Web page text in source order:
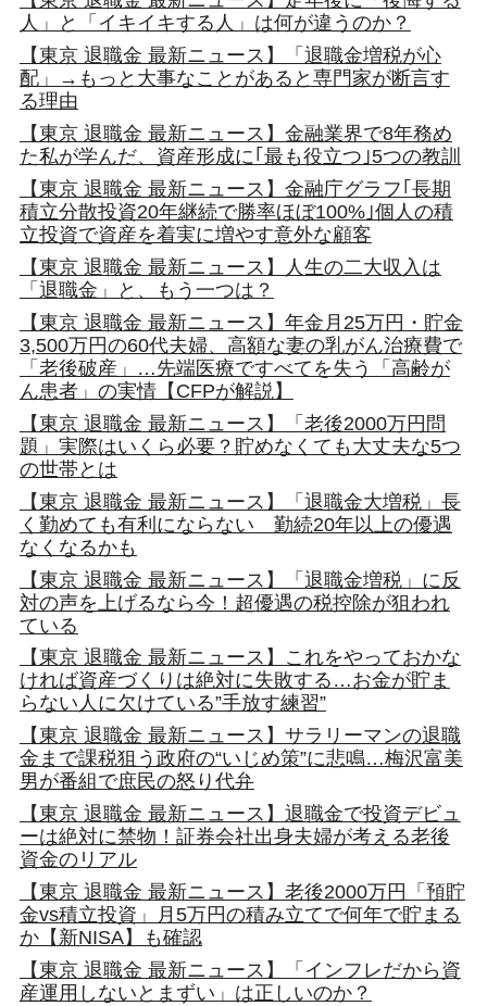
人」と「イキイキする人」は何が違うのか？
【東京 退職金 最新ニュース】「退職金増税が心
配」→もっと大事なことがあると専門家が断言す
る理由
【東京 退職金 最新ニュース】金融業界で8年務め
た私が学んだ、資産形成に｢最も役立つ｣5つの教訓
【東京 退職金 最新ニュース】金融庁グラフ｢長期
積立分散投資20年継続で勝率ほぼ100%｣個人の積
立投資で資産を着実に増やす意外な顧客
【東京 退職金 最新ニュース】人生の二大収入は
「退職金」と、もう一つは？
【東京 退職金 最新ニュース】年金月25万円・貯金
3,500万円の60代夫婦、高額な妻の乳がん治療費で
「老後破産」…先端医療ですべてを失う「高齢が
ん患者」の実情【CFPが解説】
【東京 退職金 最新ニュース】「老後2000万円問
題」実際はいくら必要？貯めなくても大丈夫な5つ
の世帯とは
【東京 退職金 最新ニュース】「退職金大増税」長
く勤めても有利にならない 勤続20年以上の優遇
なくなるかも
【東京 退職金 最新ニュース】「退職金増税」に反
対の声を上げるなら今！超優遇の税控除が狙われ
ている
【東京 退職金 最新ニュース】これをやっておかな
ければ資産づくりは絶対に失敗する…お金が貯ま
らない人に欠けている”手放す練習”
【東京 退職金 最新ニュース】サラリーマンの退職
金まで課税狙う政府の“いじめ策”に悲鳴…梅沢富美
男が番組で庶民の怒り代弁
【東京 退職金 最新ニュース】退職金で投資デビュ
ーは絶対に禁物！証券会社出身夫婦が考える老後
資金のリアル
【東京 退職金 最新ニュース】老後2000万円「預貯
金vs積立投資」月5万円の積み立てで何年で貯まる
か【新NISA】も確認
【東京 退職金 最新ニュース】「インフレだから資
産運用しないとまずい」は正しいのか？